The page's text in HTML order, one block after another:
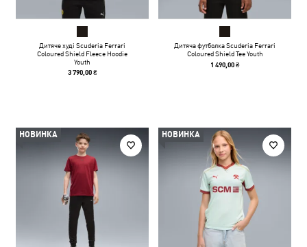
Дитяче худі Scuderia Ferrari
Coloured Shield Fleece Hoodie
Youth
3 790,00 ₴
Дитяча футболка Scuderia Ferrari
Coloured Shield Tee Youth
1 490,00 ₴
НОВИНКА НОВИНКА